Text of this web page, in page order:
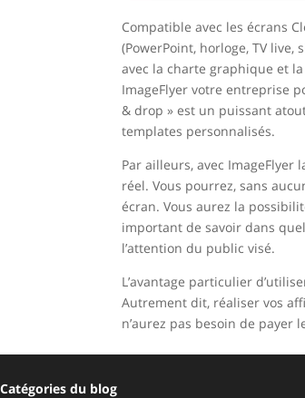
Compatible avec les écrans
(PowerPoint, horloge, TV live,
avec la charte graphique et
ImageFlyer votre entreprise
& drop » est un puissant
templates personnalisés.
Par ailleurs, avec
réel. Vous pourrez, sans
écran. Vous aurez la
important de savoir dans
l’attention du public visé.
L’avantage particulier
Autrement dit, réaliser vos
n’aurez pas besoin de payer
Catégories du blog